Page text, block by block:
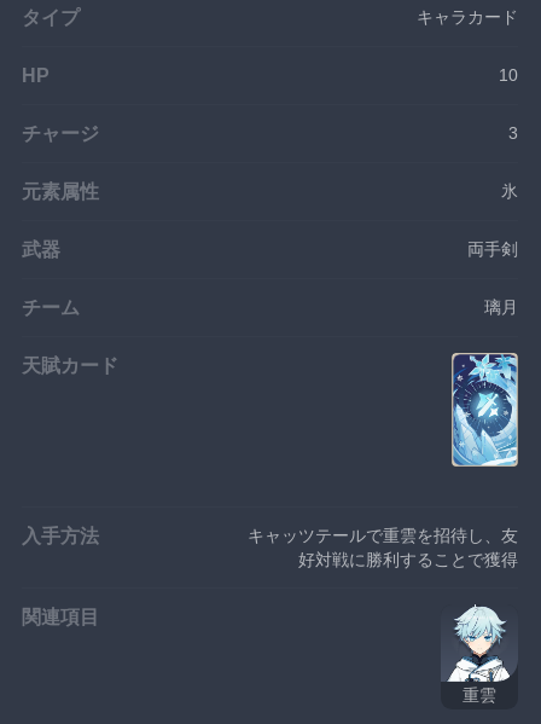
タイプ キャラカード
HP 10
チャージ 3
元素属性 氷
武器 両手剣
チーム 璃月
天賦カード
入手方法
キャッツテールで重雲を招待し、友
好対戦に勝利することで獲得
関連項目
重雲